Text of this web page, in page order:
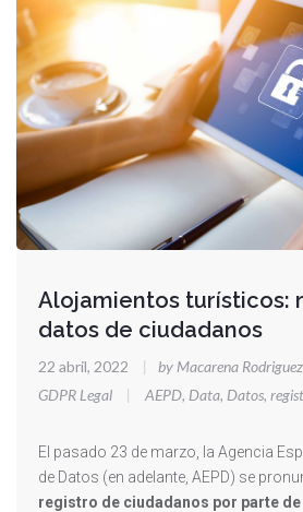
Alojamientos turísticos:
datos de ciudadanos
22 abril, 2022 | by Macarena Rodriguez
GDPR Legal
| AEPD, Data, Datos,
El pasado 23 de marzo, la Agencia
de Datos (en adelante, AEPD) se
registro de ciudadanos por parte